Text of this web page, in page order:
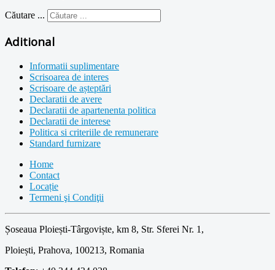
Căutare ...
Aditional
Informatii suplimentare
Scrisoarea de interes
Scrisoare de așteptări
Declaratii de avere
Declaratii de apartenenta politica
Declaratii de interese
Politica si criteriile de remunerare
Standard furnizare
Home
Contact
Locație
Termeni şi Condiţii
Șoseaua Ploiești-Târgoviște, km 8, Str. Sferei Nr. 1,
Ploiești, Prahova, 100213, Romania